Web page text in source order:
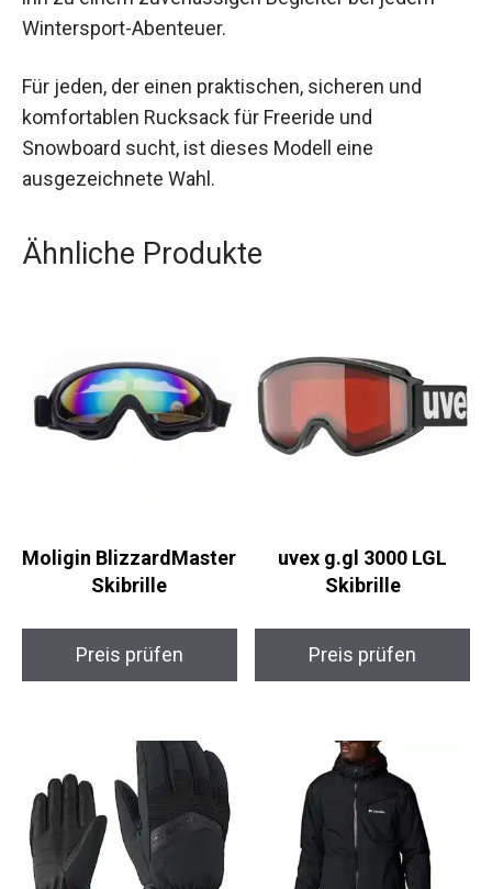
Sicherheit und Komfort. Die vielen durchdachten
Taschen und Befestigungsmöglichkeiten
machen ihn zu einem zuverlässigen Begleiter bei
jedem Wintersport-Abenteuer.
Für jeden, der einen praktischen, sicheren und
komfortablen Rucksack für Freeride und
ausgezeichnete Wahl.
Moligin
BlizzardMaster
Skibrille
Preis prüfen
uvex g.gl 3000 LGL
Skibrille